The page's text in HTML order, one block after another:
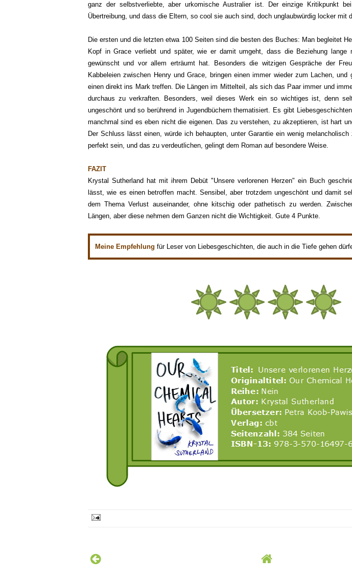
ganz der selbstverliebte, aber urkomische Australier ist. Der einzige Kritikpunkt
Übertreibung, und dass die Eltern, so cool sie auch sind, doch unglaubwürdig locker mit
Die ersten und die letzten etwa 100 Seiten sind die besten des Buches: Man begleitet
Kopf in Grace verliebt und später, wie er damit umgeht, dass die Beziehung
gewünscht und vor allem erträumt hat. Besonders die witzigen Gespräche der
Kabbeleien zwischen Henry und Grace, bringen einen immer wieder zum Lachen,
einen direkt ins Mark treffen. Die Längen im Mittelteil, als sich das Paar immer und
durchaus zu verkraften. Besonders, weil dieses Werk ein so wichtiges ist, denn
ungeschönt und so berührend in Jugendbüchern thematisiert. Es gibt
manchmal sind es eben nicht die eigenen. Das zu verstehen, zu akzeptieren, ist hart
Der Schluss lässt einen, würde ich behaupten, unter Garantie ein wenig
perfekt sein, und das zu verdeutlichen, gelingt dem Roman auf besondere Weise.
FAZIT
Krystal Sutherland hat mit ihrem Debüt "Unsere verlorenen Herzen" ein Buch
lässt, wie es einen betroffen macht. Sensibel, aber trotzdem ungeschönt und damit
dem Thema Verlust auseinander, ohne kitschig oder pathetisch zu werden.
Längen, aber diese nehmen dem Ganzen nicht die Wichtigkeit. Gute 4 Punkte.
Meine Empfehlung für Leser von Liebesgeschichten, die auch in die Tiefe gehen